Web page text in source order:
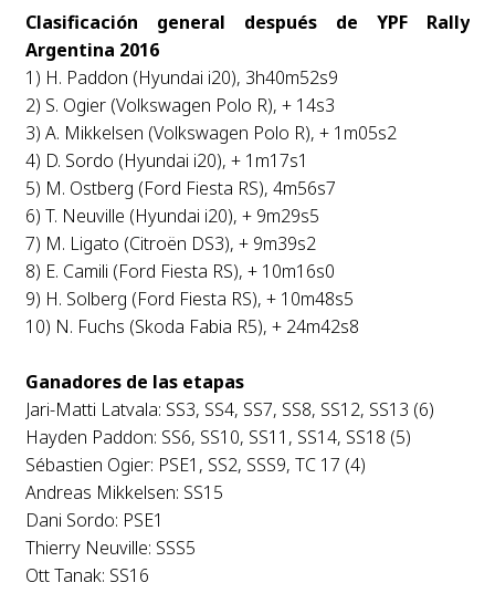
Clasificación general después de YPF Rally
Argentina 2016
1) H. Paddon (Hyundai i20), 3h40m52s9
2) S. Ogier (Volkswagen Polo R), + 14s3
3) A. Mikkelsen (Volkswagen Polo R), + 1m05s2
4) D. Sordo (Hyundai i20), + 1m17s1
5) M. Ostberg (Ford Fiesta RS), 4m56s7
6) T. Neuville (Hyundai i20), + 9m29s5
7) M. Ligato (Citroën DS3), + 9m39s2
8) E. Camili (Ford Fiesta RS), + 10m16s0
9) H. Solberg (Ford Fiesta RS), + 10m48s5
10) N. Fuchs (Skoda Fabia R5), + 24m42s8
Ganadores de las etapas
Jari-Matti Latvala: SS3, SS4, SS7, SS8, SS12, SS13 (6)
Hayden Paddon: SS6, SS10, SS11, SS14, SS18 (5)
Sébastien Ogier: PSE1, SS2, SSS9, TC 17 (4)
Andreas Mikkelsen: SS15
Dani Sordo: PSE1
Thierry Neuville: SSS5
Ott Tanak: SS16